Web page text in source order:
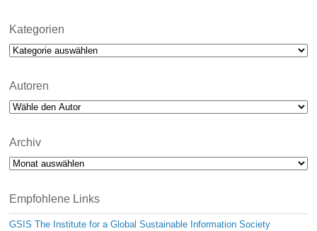
Kategorien
Kategorien
Autoren
Archiv
Archiv
Empfohlene Links
GSIS The Institute for a Global Sustainable Information Society